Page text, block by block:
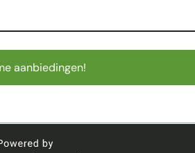
aanbiedingen!